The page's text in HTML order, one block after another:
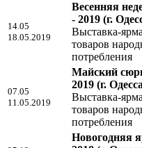
14.05
18.05.2019
Весенняя
- 2019 (г.
Выставка-
товаров
потребления
07.05
11.05.2019
Майский
2019 (г.
Выставка-
товаров
потребления
Новогодняя